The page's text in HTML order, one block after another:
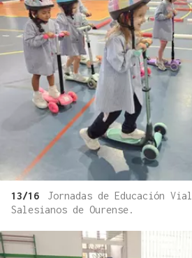
13/16
Jornadas de Educación
Salesianos de Ourense.